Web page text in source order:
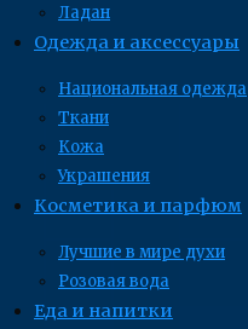
Ладан
Одежда и аксессуары
Национальная одежда
Ткани
Кожа
Украшения
Косметика и парфюм
Лучшие в мире духи
Розовая вода
Еда и напитки